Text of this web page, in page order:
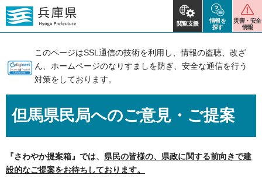
閲覧支援
情報を
探す
災害・安全
情報
このページはSSL通信の技術を利用し、情報の盗聴、改ざ
ん、ホームページのなりすましを防ぎ、安全な通信を行う
対策をしております。
但馬県民局へのご意見・ご提案
『さわやか提案箱』では、 県民の皆様の、県政に関する前向きで建
設的なご提案をお待ちしております。